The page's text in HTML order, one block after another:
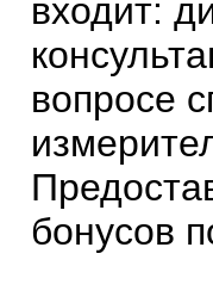
входит:
вопросе
бонусов